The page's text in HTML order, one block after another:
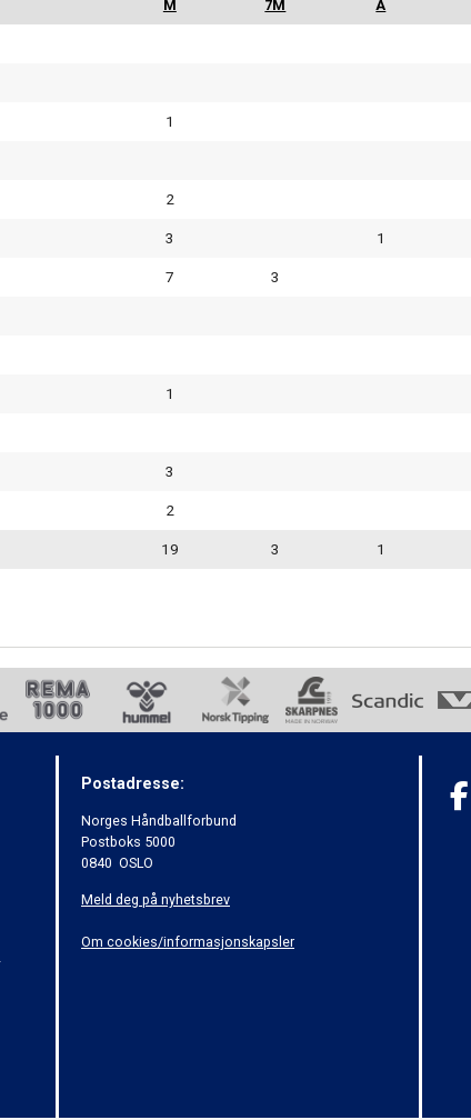
1
2
3 1
7 3
1
3
2
19 3 1
Postadresse:
Norges Håndballforbund
Postboks 5000
0840 OSLO
Meld deg på nyhetsbrev
Om cookies/informasjonskapsler